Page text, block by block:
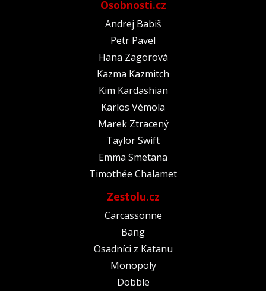
Osobnosti.cz
Andrej Babiš
Petr Pavel
Hana Zagorová
Kazma Kazmitch
Kim Kardashian
Karlos Vémola
Marek Ztracený
Taylor Swift
Emma Smetana
Timothée Chalamet
Zestolu.cz
Carcassonne
Bang
Osadníci z Katanu
Monopoly
Dobble